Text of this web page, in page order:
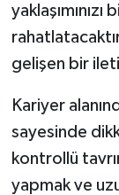
gelişen bir
Kariyer
sayesinde
kontrollü
yapmak ve